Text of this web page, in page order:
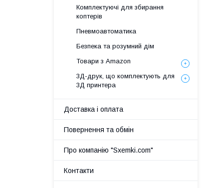
Комплектуючі для збирання
коптерів
Пневмоавтоматика
Безпека та розумний дім
Товари з Amazon
3Д-друк, що комплектують для
3Д принтера
Доставка і оплата
Повернення та обмін
Про компанію "Sxemki.com"
Контакти